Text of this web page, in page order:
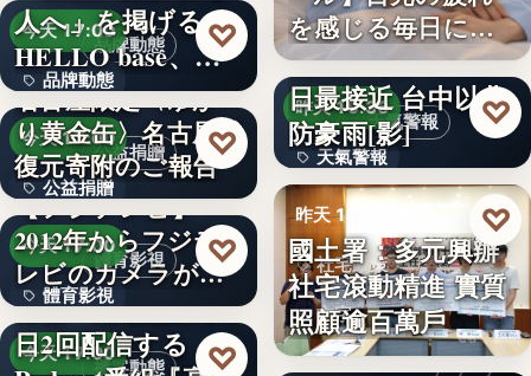
1,200億円
品牌動態
今天 17:00
品牌動態
文字
人へ」を掲げる
HELLO base、創
業…
♡
公益捐贈
今天 17:00
公益捐贈
4,550,085
名古屋限定〈ゆか
り黄金缶〉名古屋城
復元寄附のご報告
♡
體育影視
今天 17:00
體育影視
99
【フジテレビ】
2012年からフジテ
レビのカメラが追
い続け…
♡
播客動態
今天 17:00
俳優・高橋健介が1
日2回配信する
♡
を感じる毎日に。3
段階…
天氣警報
昨天 19:36
天氣警報
文字
颱風白海豚8日及9
日最接近 台中以北
防豪雨[影]
♡
昨天 19:26
社宅政策
文字
國土署：多元興辦
社宅滾動精進 實質
照顧逾百萬戶
♡